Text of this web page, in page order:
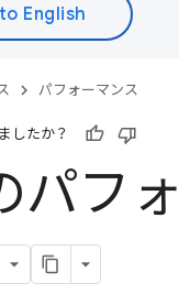
パフォーマンス
したか？
パフ